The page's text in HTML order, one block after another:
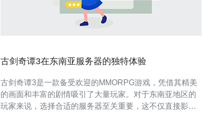
古剑奇谭3在东南亚服务器的独特体验
古剑奇谭3是一款备受欢迎的MMORPG游戏，凭借其精美
的画面和丰富的剧情吸引了大量玩家。对于东南亚地区的
玩家来说，选择合适的服务器至关重要，这不仅直接影响